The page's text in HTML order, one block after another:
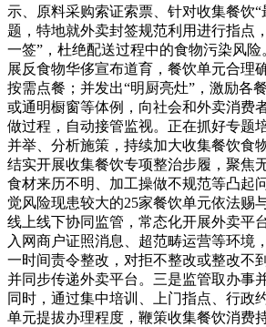
示、原料采购索证索票、针对收集餐饮“
题，特地就外卖封签规范利用进行指点
一签”，杜绝配送过程中的食物污染风
展反食物华侈宣布道育，餐饮单元合理
按需点餐；并发出“明厨亮灶”，激励各
或通明橱窗等体例，向社会和外卖消费
做过程，自动接管监视。正在抓好专题
并举、分析施策，持续加大收集餐饮食
结实开展收集餐饮专项整治步履，聚焦
食材来历不明、加工操做不规范等凸起
觉风险现患较大的25家餐饮单元依法赐
线上线下协同监管，常态化开展外卖平
入网商户证照消息、超范畴运营等环境
一时间责令整改，对拒不整改或整改不
并同步传递外卖平台。三是监管取办事
同时，通过集中培训、上门指点、行政
单元提拔办理程度，鞭策收集餐饮消费